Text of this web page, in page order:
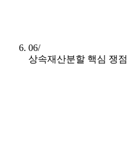
06/
상속재산분할 핵심 쟁점